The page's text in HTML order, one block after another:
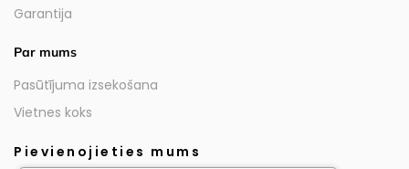
Garantija
Par mums
Pasūtījuma izsekošana
Vietnes koks
Pievienojieties mums